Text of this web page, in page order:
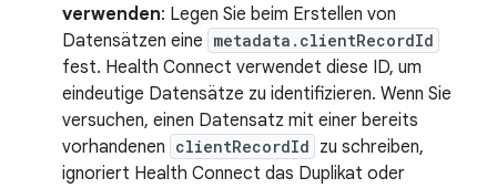
verwenden: Legen Sie beim Erstellen von
Datensätzen eine metadata.clientRecordId
fest. Health Connect verwendet diese ID, um
eindeutige Datensätze zu identifizieren. Wenn Sie
versuchen, einen Datensatz mit einer bereits
vorhandenen clientRecordId zu schreiben,
ignoriert Health Connect das Duplikat oder